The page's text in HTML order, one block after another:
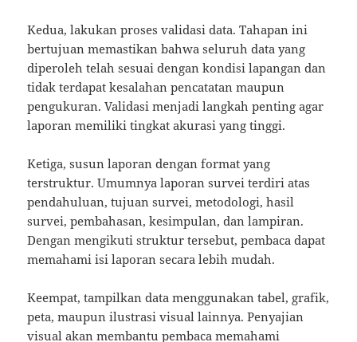
Kedua, lakukan proses validasi data. Tahapan ini
bertujuan memastikan bahwa seluruh data yang
diperoleh telah sesuai dengan kondisi lapangan dan
tidak terdapat kesalahan pencatatan maupun
pengukuran. Validasi menjadi langkah penting agar
laporan memiliki tingkat akurasi yang tinggi.
Ketiga, susun laporan dengan format yang
terstruktur. Umumnya laporan survei terdiri atas
pendahuluan, tujuan survei, metodologi, hasil
survei, pembahasan, kesimpulan, dan lampiran.
Dengan mengikuti struktur tersebut, pembaca dapat
memahami isi laporan secara lebih mudah.
Keempat, tampilkan data menggunakan tabel, grafik,
peta, maupun ilustrasi visual lainnya. Penyajian
visual akan membantu pembaca memahami